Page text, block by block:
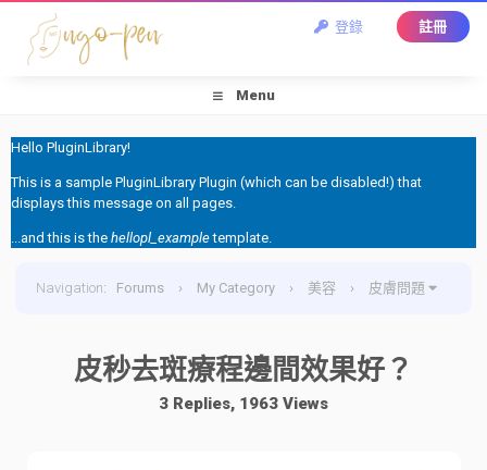
登錄 註冊
Menu
Hello PluginLibrary!
This is a sample PluginLibrary Plugin (which can be disabled!) that
displays this message on all pages.
...and this is the hellopl_exampletemplate.
Navigation: Forums › My Category › 美容 › 皮膚問題
皮秒去斑療程邊間效果好？
3 Replies, 1963 Views